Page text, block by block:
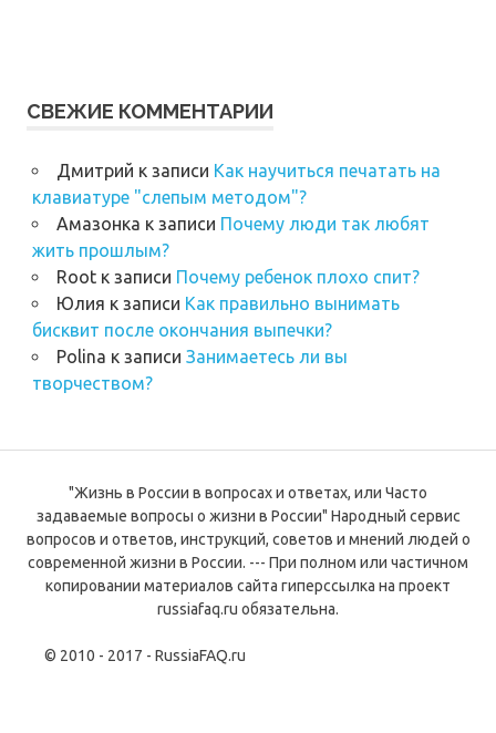
СВЕЖИЕ КОММЕНТАРИИ
Дмитрий к записи Как научиться печатать на
клавиатуре "слепым методом"?
Амазонка к записи Почему люди так любят
жить прошлым?
Rootк записи Почему ребенок плохо спит?
Юлия к записи Как правильно вынимать
бисквит после окончания выпечки?
Polina к записи Занимаетесь ли вы
творчеством?
"Жизнь в России в вопросах и ответах, или Часто
задаваемые вопросы о жизни в России" Народный сервис
вопросов и ответов, инструкций, советов и мнений людей о
современной жизни в России. --- При полном или частичном
копировании материалов сайта гиперссылка на проект
russiafaq.ru обязательна.
© 2010 - 2017 - RussiaFAQ.ru